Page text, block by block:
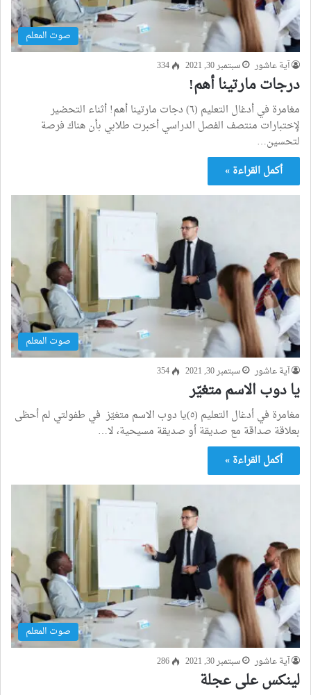
صوت المعلم
آية عاشور سبتمبر 30, 2021 334
درجات مارتينا أهم!
مغامرة في أدغال التعليم (٦) دجات مارتينا أهم! أثناء التحضير
لإختبارات منتصف الفصل الدراسي أخبرت طلابي بأن هناك فرصة
لتحسين…
أكمل القراءة »
صوت المعلم
آية عاشور سبتمبر 30, 2021 354
يا دوب الاسم متغيّر
مغامرة في أدغال التعليم (٥)يا دوب الاسم متغيّز في طفولتي لم أحظى
بعلاقة صداقة مع صديقة أو صديقة مسيحية، لا…
أكمل القراءة »
صوت المعلم
آية عاشور سبتمبر 30, 2021 286
لينكس على عجلة